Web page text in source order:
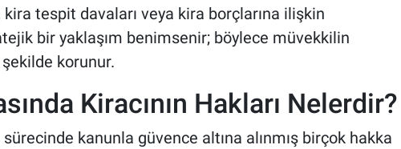
tespit davaları veya kira borçlarına ilişkin
bir yaklaşım benimsenir; böylece müvekkilin
korunur.
Kiracının Hakları Nelerdir?
sürecinde kanunla güvence altına alınmış birçok hakka